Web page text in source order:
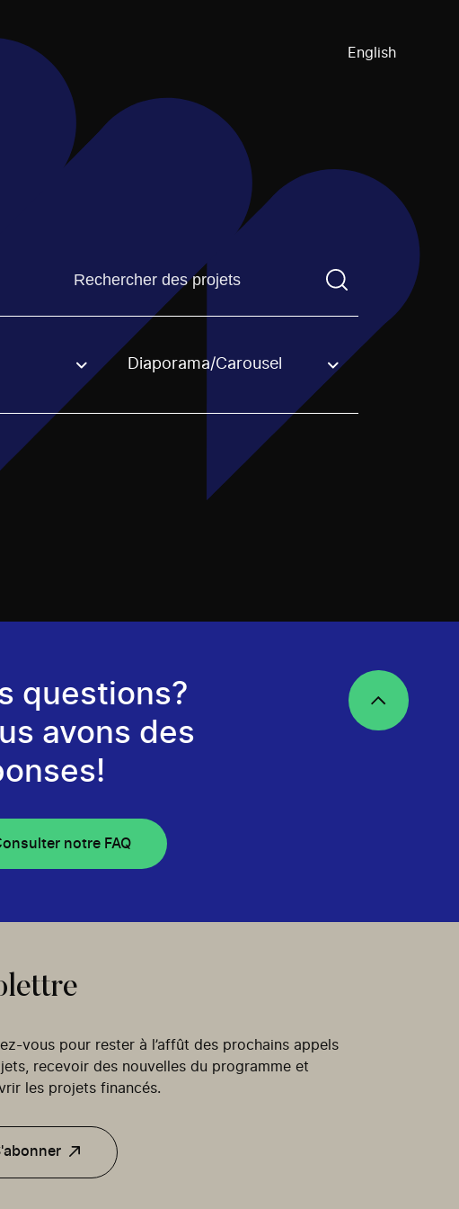
English
Trouvez un projetVous devez saisir un terme de
an option. Diaporama/Carousel
questions?
avons des
notre FAQ
vous pour rester à l’affût des prochains appels
recevoir des nouvelles du programme et
les projets financés.